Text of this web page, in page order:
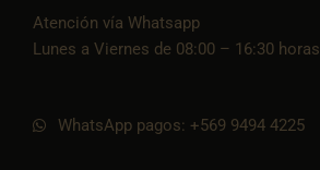
Atención vía Whatsapp
Lunes a Viernes de 08:00 – 16:30 horas
WhatsApp pagos: +569 9494 4225